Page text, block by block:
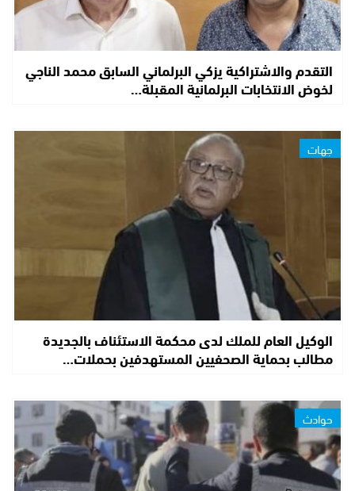
التقدم والاشتراكية يزكي البرلماني السابق محمد الناجي
لخوض الانتخابات البرلمانية المقبلة…
جهات
الوكيل العام للملك لدى محكمة الاستئناف بالجديدة
مطالب بحماية الصحفيين المستهدفين بحملات…
حوادث